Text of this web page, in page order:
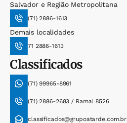
Salvador e Região Metropolitana
(71) 2886-1613
Demais localidades
71 2886-1613
Classificados
(71) 99965-8961
(71) 2886-2683 / Ramal 8526
classificados@grupoatarde.com.br